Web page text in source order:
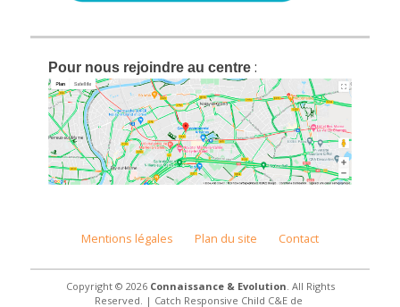
Pour nous rejoindre au centre :
Mentions légales Plan du site Contact
Copyright © 2026 Connaissance & Evolution. All Rights
Reserved. | Catch Responsive Child C&E de